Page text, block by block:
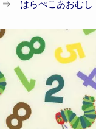
⇒ はらぺこあおむ